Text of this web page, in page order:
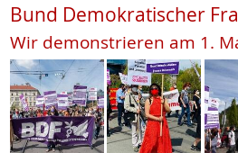
Bund Demokratischer
Wir demonstrieren am 1.